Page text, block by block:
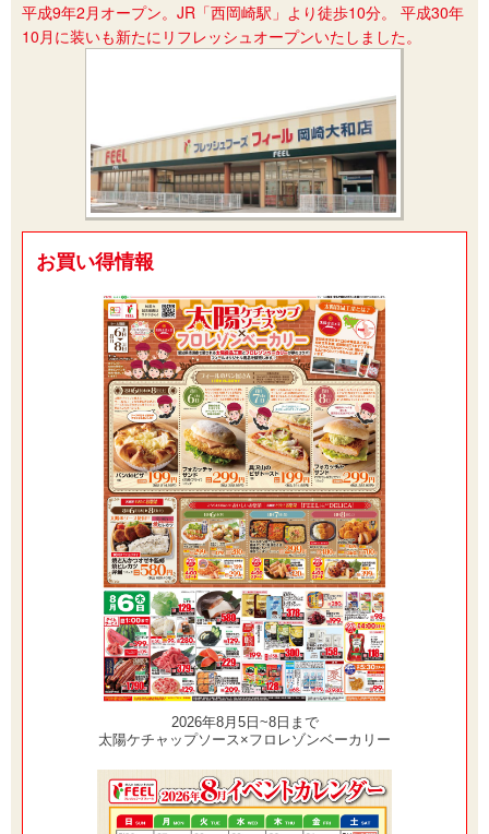
平成9年2月オープン。JR「西岡崎駅」より徒歩10分。 平成30年
10月に装いも新たにリフレッシュオープンいたしました。
お買い得情報